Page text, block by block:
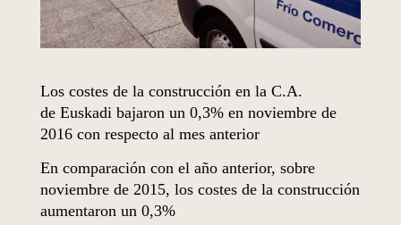
Los costes de la construcción en la C.A.
de Euskadi bajaron un 0,3% en noviembre de
2016 con respecto al mes anterior
En comparación con el año anterior, sobre
noviembre de 2015, los costes de la construcción
aumentaron un 0,3%